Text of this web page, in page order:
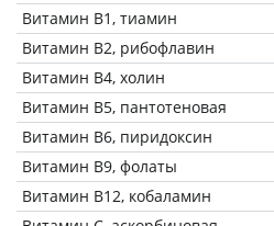
Витамин В1, тиамин
Витамин В2, рибофлавин
Витамин В4, холин
Витамин В5, пантотеновая
Витамин В6, пиридоксин
Витамин В9, фолаты
Витамин В12, кобаламин